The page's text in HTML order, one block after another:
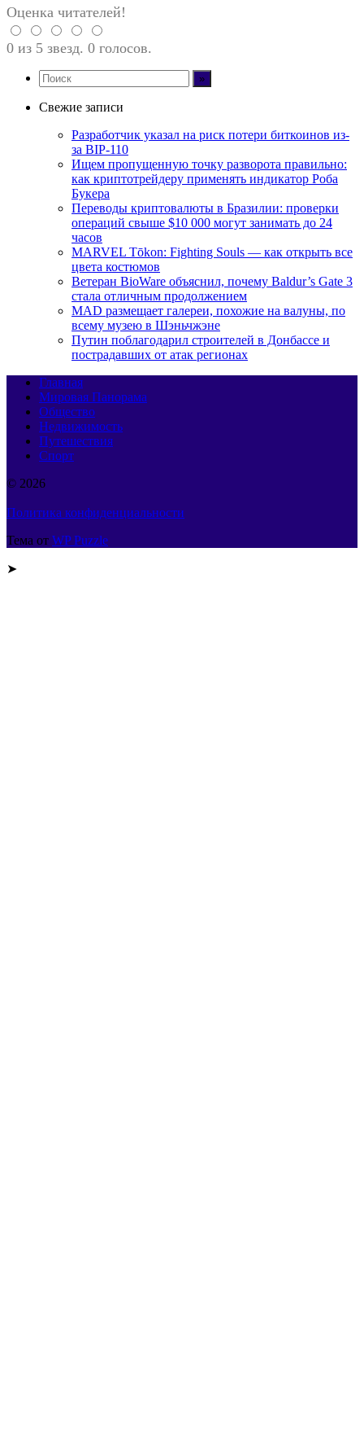
Оценка читателей!
0 из 5 звезд. 0 голосов.
Свежие записи
Разработчик указал на риск потери биткоинов из-
за BIP-110
Ищем пропущенную точку разворота правильно:
как криптотрейдеру применять индикатор Роба
Букера
Переводы криптовалюты в Бразилии: проверки
операций свыше $10 000 могут занимать до 24
часов
MARVEL Tōkon: Fighting Souls — как открыть все
цвета костюмов
Ветеран BioWare объяснил, почему Baldur’s Gate 3
стала отличным продолжением
MAD размещает галереи, похожие на валуны, по
всему музею в Шэньчжэне
Путин поблагодарил строителей в Донбассе и
пострадавших от атак регионах
Главная
Мировая Панорама
Общество
Недвижимость
Путешествия
Спорт
© 2026
Политика конфиденциальности
Тема от WP Puzzle
➤